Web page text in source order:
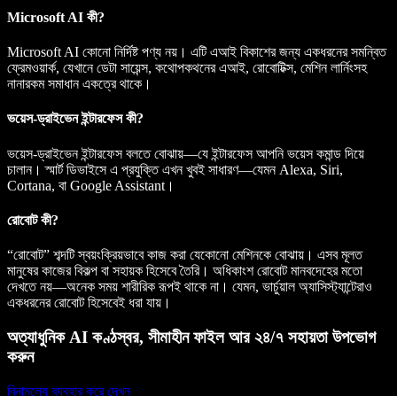
Microsoft AI কী?
Microsoft AI কোনো নির্দিষ্ট পণ্য নয়। এটি এআই বিকাশের জন্য একধরনের সমন্বিত
ফ্রেমওয়ার্ক, যেখানে ডেটা সায়েন্স, কথোপকথনের এআই, রোবোটিক্স, মেশিন লার্নিংসহ
নানারকম সমাধান একত্রে থাকে।
ভয়েস-ড্রাইভেন ইন্টারফেস কী?
ভয়েস-ড্রাইভেন ইন্টারফেস বলতে বোঝায়—যে ইন্টারফেস আপনি ভয়েস কমান্ড দিয়ে
চালান। স্মার্ট ডিভাইসে এ প্রযুক্তি এখন খুবই সাধারণ—যেমন Alexa, Siri,
Cortana, বা Google Assistant।
রোবোট কী?
“রোবোট” শব্দটি স্বয়ংক্রিয়ভাবে কাজ করা যেকোনো মেশিনকে বোঝায়। এসব মূলত
মানুষের কাজের বিকল্প বা সহায়ক হিসেবে তৈরি। অধিকাংশ রোবোট মানবদেহের মতো
দেখতে নয়—অনেক সময় শারীরিক রূপই থাকে না। যেমন, ভার্চুয়াল অ্যাসিস্ট্যান্টেরাও
একধরনের রোবোট হিসেবেই ধরা যায়।
অত্যাধুনিক AI কণ্ঠস্বর, সীমাহীন ফাইল আর ২৪/৭ সহায়তা উপভোগ
করুন
বিনামূল্যে ব্যবহার করে দেখুন